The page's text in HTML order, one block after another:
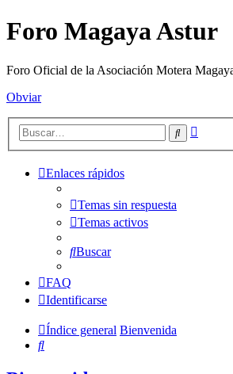
Foro Magaya Astur
Foro Oficial de la Asociación Motera
Obviar
Buscar
Enlaces rápidos
Temas sin respuesta
Temas activos
Buscar
FAQ
Identificarse
Índice general Bienvenida
Buscar